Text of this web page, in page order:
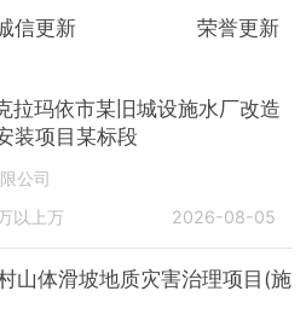
信更新 荣誉更新
拉玛依市某旧城设施水厂改造
装项目某标段
公司
以上万 2026-08-05
山体滑坡地质灾害治理项目(施